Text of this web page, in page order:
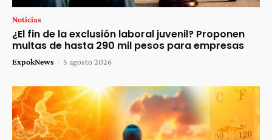
Noticias
¿El fin de la exclusión laboral juvenil? Proponen
multas de hasta 290 mil pesos para empresas
ExpokNews - 5 agosto 2026